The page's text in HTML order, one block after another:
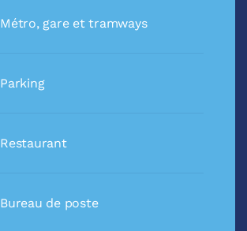
Métro, gare et tramways
Parking
Restaurant
Bureau de poste